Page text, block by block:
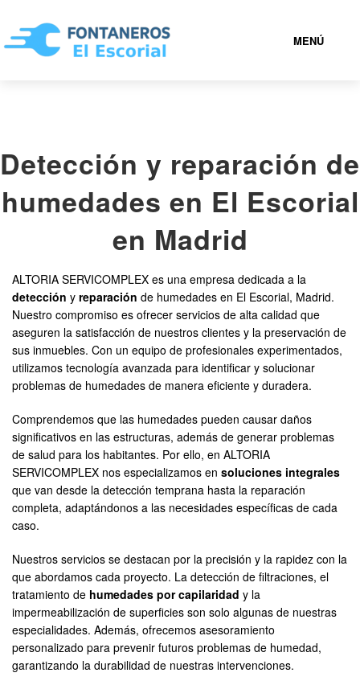
MENÚ
919 93 28 42
FONTANEROS EL ESCORIAL BARATOS
CONTACTAR
Detección y reparación de
humedades en El Escorial
en Madrid
ALTORIA SERVICOMPLEX es una empresa dedicada a la
detección y reparación de humedades en El Escorial, Madrid.
Nuestro compromiso es ofrecer servicios de alta calidad que
aseguren la satisfacción de nuestros clientes y la preservación de
sus inmuebles. Con un equipo de profesionales experimentados,
utilizamos tecnología avanzada para identificar y solucionar
problemas de humedades de manera eficiente y duradera.
Comprendemos que las humedades pueden causar daños
significativos en las estructuras, además de generar problemas
de salud para los habitantes. Por ello, en ALTORIA
SERVICOMPLEX nos especializamos en soluciones integrales
que van desde la detección temprana hasta la reparación
completa, adaptándonos a las necesidades específicas de cada
caso.
Nuestros servicios se destacan por la precisión y la rapidez con la
que abordamos cada proyecto. La detección de filtraciones, el
tratamiento de humedades por capilaridad y la
impermeabilización de superficies son solo algunas de nuestras
especialidades. Además, ofrecemos asesoramiento
personalizado para prevenir futuros problemas de humedad,
garantizando la durabilidad de nuestras intervenciones.